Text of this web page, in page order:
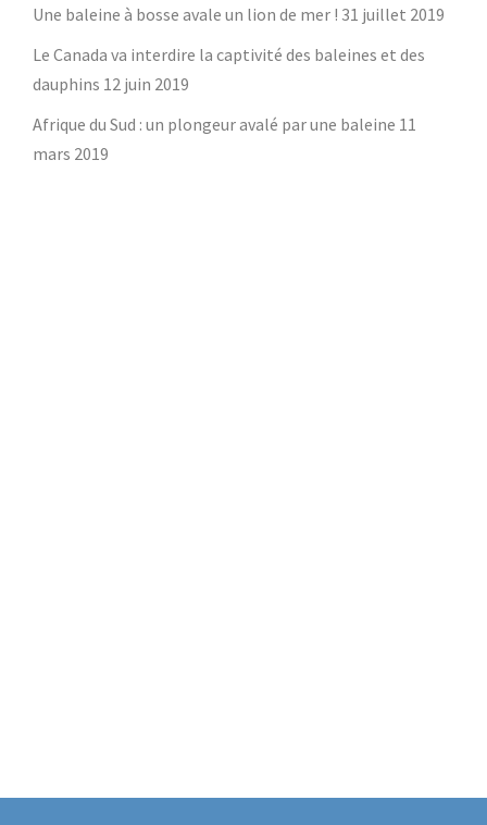
Une baleine à bosse avale un lion de mer ! 31 juillet 2019
Le Canada va interdire la captivité des baleines et des
dauphins 12 juin 2019
Afrique du Sud : un plongeur avalé par une baleine 11
mars 2019